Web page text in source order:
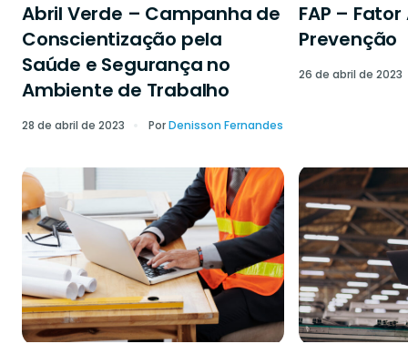
Abril Verde – Campanha de
Conscientização pela
Saúde e Segurança no
Ambiente de Trabalho
28 de abril de 2023 PorDenisson Fernandes
FAP –
Prevenção
26 de abril de 2023